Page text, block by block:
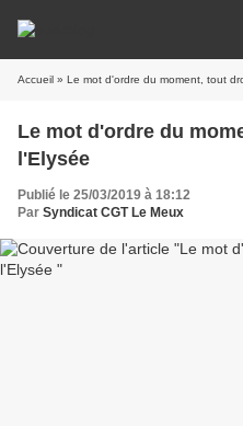
Accueil » Le mot d'ordre du moment, tout
Le mot d'ordre du
l'Elysée
Publié le 25/03/2019 à 18:12
Par Syndicat CGT Le Meux